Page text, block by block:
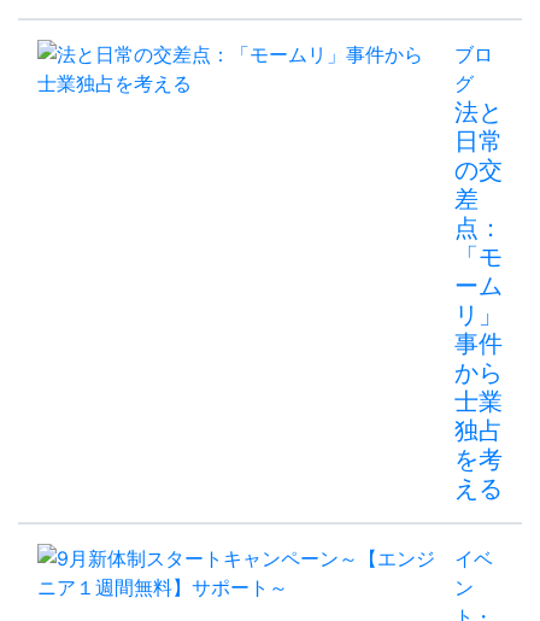
ブロ
グ
法と
日常
の交
差
点：
「モ
ーム
リ」
事件
から
士業
独占
を考
える
イベ
ン
ト・